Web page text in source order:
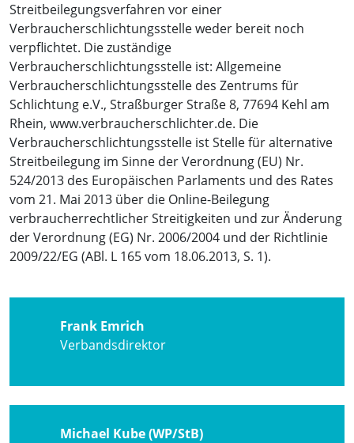
Streitbeilegungsverfahren vor einer
Verbraucherschlichtungsstelle weder bereit noch
verpflichtet. Die zuständige
Verbraucherschlichtungsstelle ist: Allgemeine
Verbraucherschlichtungsstelle des Zentrums für
Schlichtung e.V., Straßburger Straße 8, 77694 Kehl am
Rhein, www.verbraucherschlichter.de. Die
Verbraucherschlichtungsstelle ist Stelle für alternative
Streitbeilegung im Sinne der Verordnung (EU) Nr.
524/2013 des Europäischen Parlaments und des Rates
vom 21. Mai 2013 über die Online-Beilegung
verbraucherrechtlicher Streitigkeiten und zur Änderung
der Verordnung (EG) Nr. 2006/2004 und der Richtlinie
2009/22/EG (ABl. L 165 vom 18.06.2013, S. 1).
Frank Emrich
Verbandsdirektor
Michael Kube (WP/StB)